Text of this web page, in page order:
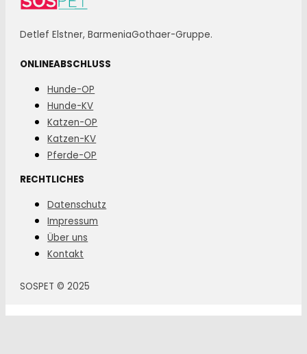
Detlef Elstner, BarmeniaGothaer-Gruppe.
ONLINEABSCHLUSS
Hunde-OP
Hunde-KV
Katzen-OP
Katzen-KV
Pferde-OP
RECHTLICHES
Datenschutz
Impressum
Über uns
Kontakt
SOSPET © 2025